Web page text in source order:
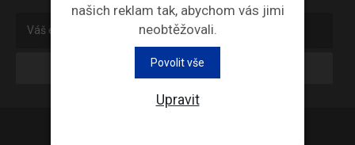
našich reklam tak, abychom vás jimi
neobtěžovali.
Povolit vše
Upravit
Odebírat